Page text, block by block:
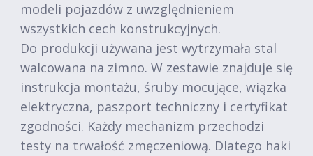
modeli pojazdów z uwzględnieniem
wszystkich cech konstrukcyjnych.
Do produkcji używana jest wytrzymała stal
walcowana na zimno. W zestawie znajduje się
instrukcja montażu, śruby mocujące, wiązka
elektryczna, paszport techniczny i certyfikat
zgodności. Każdy mechanizm przechodzi
testy na trwałość zmęczeniową. Dlatego haki